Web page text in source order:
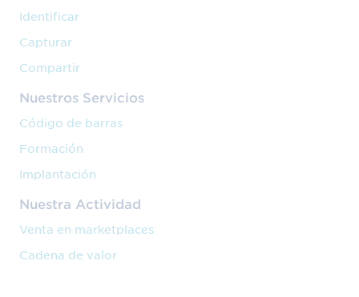
Identificar
Capturar
Compartir
Nuestros Servicios
Código de barras
Formación
Implantación
Nuestra Actividad
Venta en marketplaces
Cadena de valor